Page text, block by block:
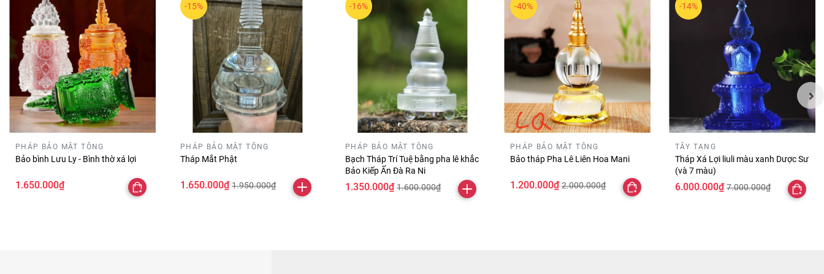
PHÁP BẢO MẬT TÔNG
Bảo bình Lưu Ly - Bình thờ xá lợi
1.650.000₫
-15%
PHÁP BẢO MẬT TÔNG
Tháp Mắt Phật
1.650.000₫ 1.950.000₫
-16%
PHÁP BẢO MẬT TÔNG
Bạch Tháp Trí Tuệ bằng pha lê khắc
Bảo Kiếp Ấn Đà Ra Ni
1.350.000₫ 1.600.000₫
-40%
PHÁP BẢO MẬT TÔNG
Bảo tháp Pha Lê Liên Hoa Mani
1.200.000₫ 2.000.000₫
-14%
TÂY TẠNG
Tháp Xá Lợi liuli màu xanh Dược Sư
(và 7 màu)
6.000.000₫ 7.000.000₫